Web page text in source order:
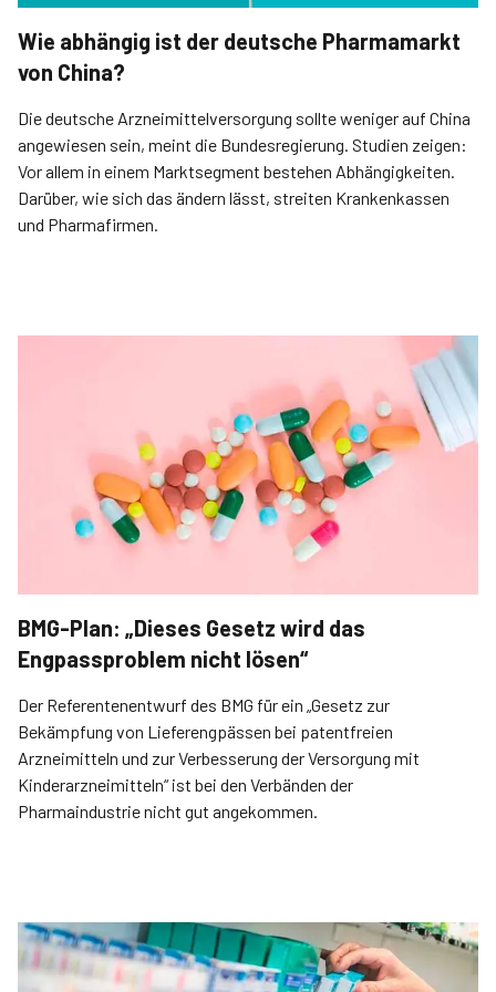
Wie abhängig ist der deutsche Pharmamarkt
von China?
Die deutsche Arzneimittelversorgung sollte weniger auf China
angewiesen sein, meint die Bundesregierung. Studien zeigen:
Vor allem in einem Marktsegment bestehen Abhängigkeiten.
Darüber, wie sich das ändern lässt, streiten Krankenkassen
und Pharmafirmen.
BMG-Plan: „Dieses Gesetz wird das
Engpassproblem nicht lösen“
Der Referentenentwurf des BMG für ein „Gesetz zur
Bekämpfung von Lieferengpässen bei patentfreien
Arzneimitteln und zur Verbesserung der Versorgung mit
Kinderarzneimitteln“ ist bei den Verbänden der
Pharmaindustrie nicht gut angekommen.